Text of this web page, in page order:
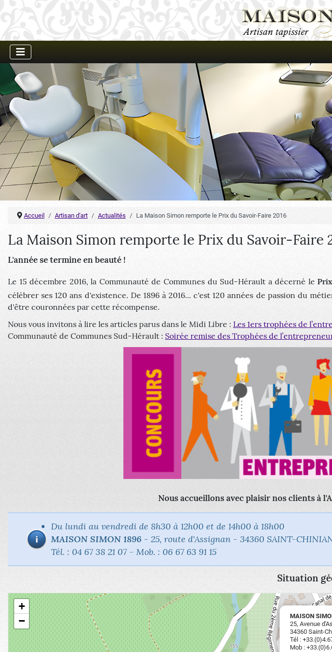
Accueil Artisan d'art Actualités La Maison Simon remporte le Prix du Savoir-Faire 2016
La Maison Simon remporte le Prix du Savoir-Faire
L'année se termine en beauté !
Le 15 décembre 2016, la Communauté de Communes du Sud-Hérault a décerné le
célébrer ses 120 ans d'existence. De 1896 à 2016... c'est 120 années de passion du
d'être couronnées par cette récompense.
Nous vous invitons à lire les articles parus dans le Midi Libre : Les 1ers trophées de
Communauté de Communes Sud-Hérault : Soirée remise des Trophées de
Nous accueillons avec plaisir nos clients à
Du lundi au vendredi de 8h30 à 12h00 et de 14h00 à 18h00
MAISON SIMON 1896 - 25, route d'Assignan - 34360 SAINT-
Tél. : 04 67 38 21 07 - Mob. : 06 67 63 91 15
Situation
MAISON
25, Avenue
34360 Saint-
Tél :
Mob :
+
−